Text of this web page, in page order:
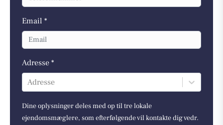
Email *
Adresse *
Adresse
Dine oplysninger deles med op til tre lokale
ejendomsmæglere, som efterfølgende vil kontakte dig vedr.